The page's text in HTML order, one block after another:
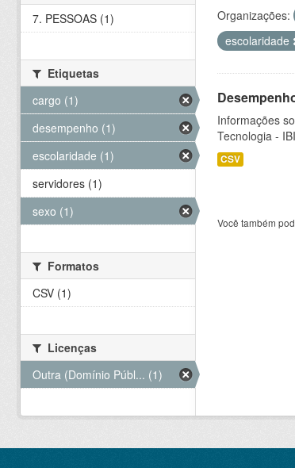
Organizações:
escolaridade
Informações
Tecnologia -
CSV
Você também
7. PESSOAS (1)
Etiquetas
cargo (1)
desempenho (1)
escolaridade (1)
servidores (1)
sexo (1)
Formatos
CSV (1)
Licenças
Outra (Domínio Públ... (1)